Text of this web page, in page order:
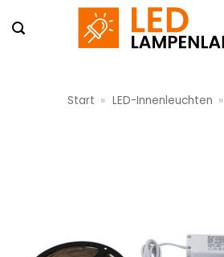
Inhalt
Start » LED-Innenleuchten »